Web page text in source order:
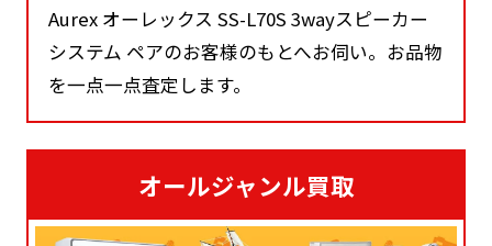
Aurex オーレックス SS-L70S 3wayスピーカー
システム ペアのお客様のもとへお伺い。お品物
を一点一点査定します。
オールジャンル買取